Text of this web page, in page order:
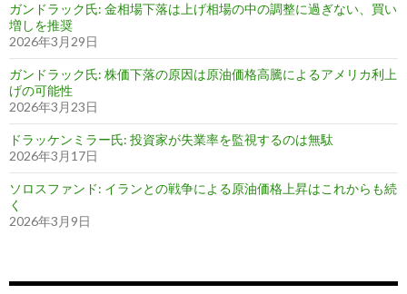
ガンドラック氏: 金相場下落は上げ相場の中の調整に過ぎない、買い
増しを推奨
2026年3月29日
ガンドラック氏: 株価下落の原因は原油価格高騰によるアメリカ利上
げの可能性
2026年3月23日
ドラッケンミラー氏: 投資家が失業率を監視するのは無駄
2026年3月17日
ソロスファンド: イランとの戦争による原油価格上昇はこれからも続
く
2026年3月9日